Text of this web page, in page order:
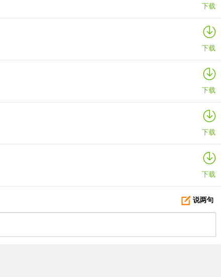
下载
下载
下载
下载
下载
说两句